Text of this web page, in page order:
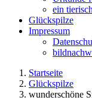
ein
Glückspilze
Impressum
Startseite
Glückspilze
wunderschöne